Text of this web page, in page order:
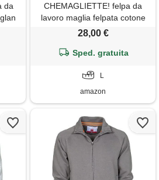
da
(xl)
CHEMAGLIETTE! felpa da
lavoro maglia felpata cotone
con zip intera tasche zip
smoke, taglia: l
28,00 €
Sped. gratuita
L
amazon